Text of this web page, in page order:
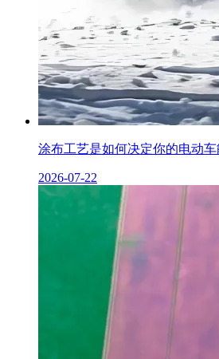
涂布工艺是如何决定你的电动车
2026-07-22